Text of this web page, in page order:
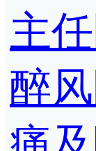
主
醉